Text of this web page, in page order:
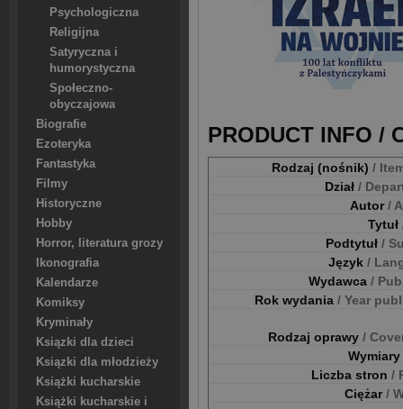
Psychologiczna
Religijna
Satyryczna i
humorystyczna
Społeczno-
obyczajowa
Biografie
Ezoteryka
Fantastyka
Filmy
Historyczne
Hobby
Horror, literatura grozy
Ikonografia
Kalendarze
Komiksy
Kryminały
Ksiązki dla dzieci
Ksiązki dla młodzieży
Książki kucharskie
Książki kucharskie i
PRODUCT INFO /
Rodzaj (nośnik) /
Dział /
Autor/
Tytuł
Podtytuł /
Język /
Wydawca /
Rok wydania / Year
Rodzaj oprawy /
Wymiary
Liczba stron /
Ciężar/